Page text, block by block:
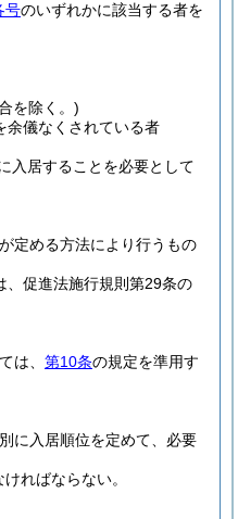
号のいずれかに該当する者を
を除く。)
余儀なくされている者
入居することを必要として
定める方法により行うもの
、促進法施行規則第29条の
は、 第10条の規定を準用す
に入居順位を定めて、必要
ればならない。